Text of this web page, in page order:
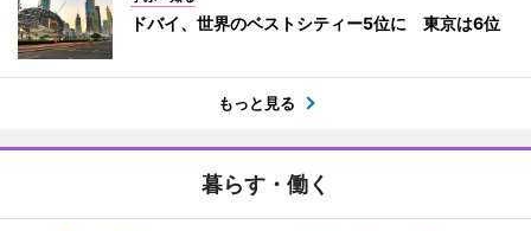
ドバイ、世界のベストシティー5位に 東京は6位
もっと見る
暮らす・働く